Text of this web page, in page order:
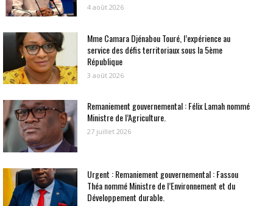
4 août 2026
Mme Camara Djénabou Touré, l’expérience au
service des défis territoriaux sous la 5ème
République
3 août 2026
Remaniement gouvernemental : Félix Lamah nommé
Ministre de l’Agriculture.
27 juillet 2026
Urgent : Remaniement gouvernemental : Fassou
Théa nommé Ministre de l’Environnement et du
Développement durable.